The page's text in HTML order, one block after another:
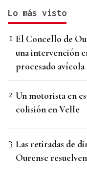
Lo más visto
El Concello de
una intervención
procesado
Un motorista en
colisión en Velle
Las retiradas de
Ourense